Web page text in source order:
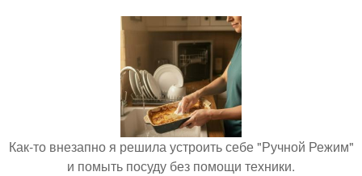
Как-то внезапно я решила устроить себе "Ручной Режим"
и помыть посуду без помощи техники.